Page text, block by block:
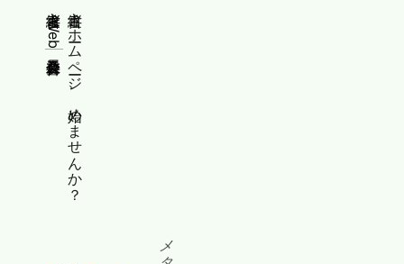
縦書きホームページ、始めませんか？
縦書きWeb普及委員会
メタ情報